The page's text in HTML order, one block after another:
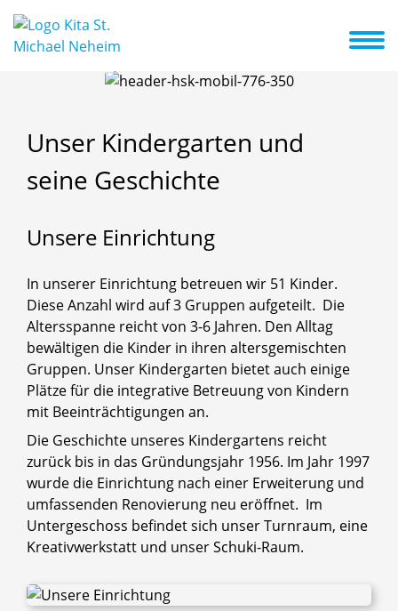
StartUnsere Einrichtung Kontakt
Unser Kindergarten und
seine Geschichte
Unsere Einrichtung
In unserer Einrichtung betreuen wir 51 Kinder.
Diese Anzahl wird auf 3 Gruppen aufgeteilt. Die
Altersspanne reicht von 3-6 Jahren. Den Alltag
bewältigen die Kinder in ihren altersgemischten
Gruppen. Unser Kindergarten bietet auch einige
Plätze für die integrative Betreuung von Kindern
mit Beeinträchtigungen an.
Die Geschichte unseres Kindergartens reicht
zurück bis in das Gründungsjahr 1956. Im Jahr 1997
wurde die Einrichtung nach einer Erweiterung und
umfassenden Renovierung neu eröffnet. Im
Untergeschoss befindet sich unser Turnraum, eine
Kreativwerkstatt und unser Schuki-Raum.